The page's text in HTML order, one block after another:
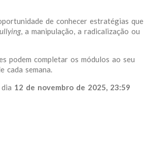
de conhecer estratégias que
, a manipulação, a radicalização ou
podem completar os módulos ao seu
cada semana.
12 de novembro de 2025, 23:59